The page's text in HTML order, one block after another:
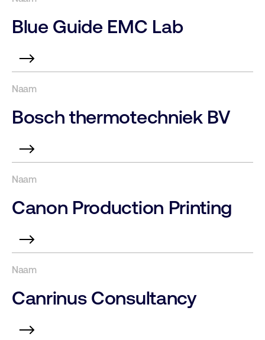
Blue Guide EMC Lab
Bosch thermotechniek BV
Canon Production Printing
Canrinus Consultancy